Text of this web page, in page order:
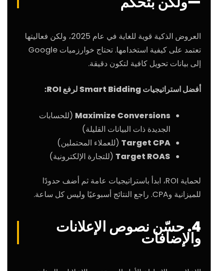
العروض الذكية قوية للغاية في عام 2025، ولكن فعاليتها
تعتمد على كيفية استخدامها. تحتاج خوارزميات Google
إلى بيانات تحويل كافية لتكون دقيقة.
أفضل استراتيجيات Smart Bidding لرفع ROI:
Maximize Conversions (للحسابات
الجديدة ذات البيانات القليلة)
Target CPA (للعملاء المحتملين)
Target ROAS (للتجارة الإلكترونية)
لحماية ROI، ابدأ باستراتيجيات عامة ثم أضف حدودًا
للميزانية وCPA. راجع النتائج أسبوعيًا وليس كل ساعة.
4. حسّن نصوص الإعلانات
والإضافات